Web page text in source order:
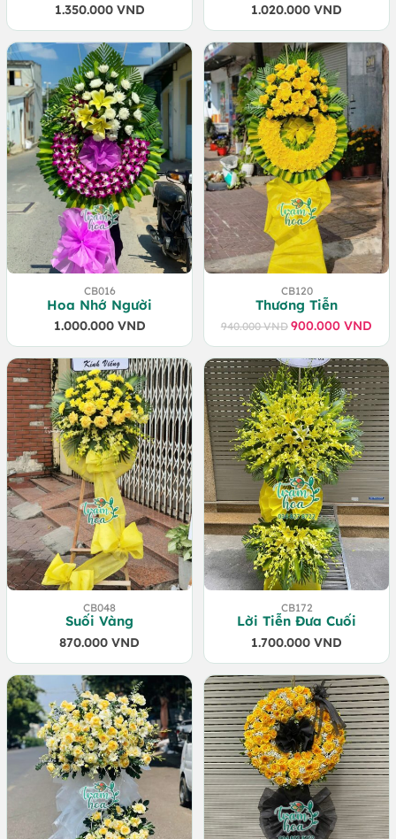
1.350.000 VND 1.020.000 VND
CB016
Hoa Nhớ Người
1.000.000 VND
CB120
Thương Tiễn
940.000VND Giá
gốc
là:
940.000 VND.
900.000VND
Giá
hiện
tại
là:
900.000 VND.
CB048
Suối Vàng
870.000 VND
CB172
Lời Tiễn Đưa Cuối
1.700.000 VND